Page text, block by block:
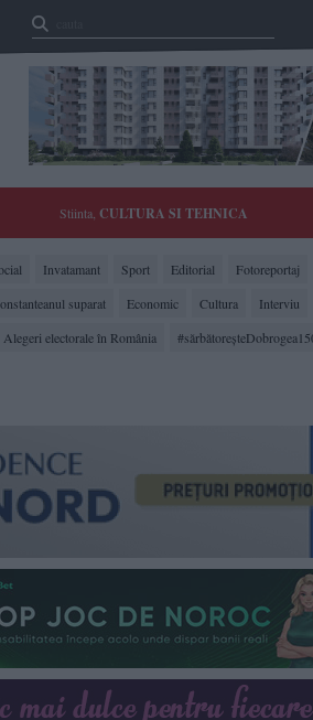
Stiinta, CULTURA SI TEHNICA
Invatamant Sport Editorial Fotoreportaj
suparat Economic Cultura Interviu
Alegeri electorale în România